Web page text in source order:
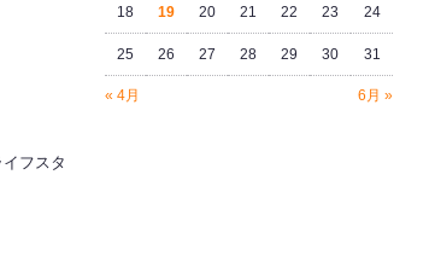
フスタ
« 4月 6月 »
18 19 20 21 22 23 24
25 26 27 28 29 30 31